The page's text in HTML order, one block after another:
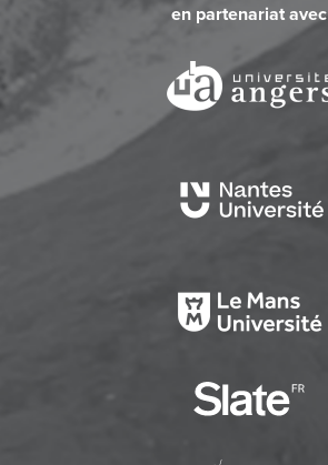
en partenariat avec